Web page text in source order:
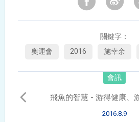
關鍵字：
奧運會
2016 施幸余
會訊
飛魚的智慧 - 游得健康、
2016.8.9